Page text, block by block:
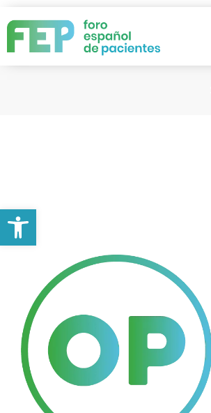
Abrir barra de herramientas